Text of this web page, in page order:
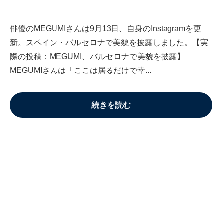
俳優のMEGUMIさんは9月13日、自身のInstagramを更
新。スペイン・バルセロナで美貌を披露しました。【実
際の投稿：MEGUMI、バルセロナで美貌を披露】
MEGUMIさんは「ここは居るだけで幸...
続きを読む